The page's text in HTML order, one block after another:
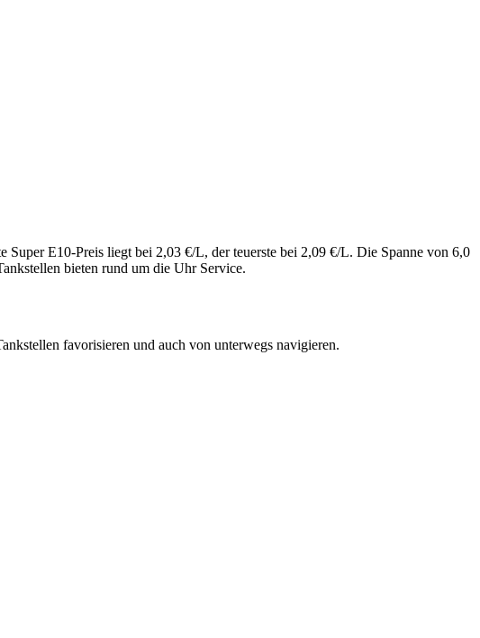
E10-Preis liegt bei 2,03 €/L, der teuerste bei 2,09 €/L. Die Spanne von 6,0
bieten rund um die Uhr Service.
favorisieren und auch von unterwegs navigieren.